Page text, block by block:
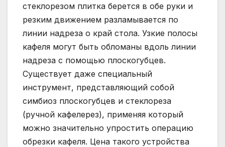
стеклорезом плитка берется в обе руки и
резким движением разламывается по
линии надреза о край стола. Узкие полосы
кафеля могут быть обломаны вдоль линии
надреза с помощью плоскогубцев.
Существует даже специальный
инструмент, представляющий собой
симбиоз плоскогубцев и стеклореза
(ручной кафелерез), применяя который
можно значительно упростить операцию
обрезки кафеля. Цена такого устройства